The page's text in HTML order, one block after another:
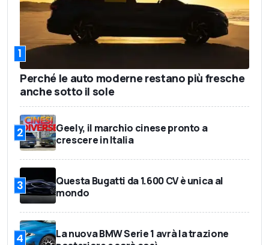
1
Perché le auto moderne restano più fresche
anche sotto il sole
2
Geely, il marchio cinese pronto a
crescere in Italia
3
Questa Bugatti da 1.600 CV è unica al
mondo
4
La nuova BMW Serie 1 avrà la trazione